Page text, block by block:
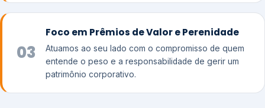
03
Foco em Prêmios de Valor e Perenidade
Atuamos ao seu lado com o compromisso de quem
entende o peso e a responsabilidade de gerir um
patrimônio corporativo.